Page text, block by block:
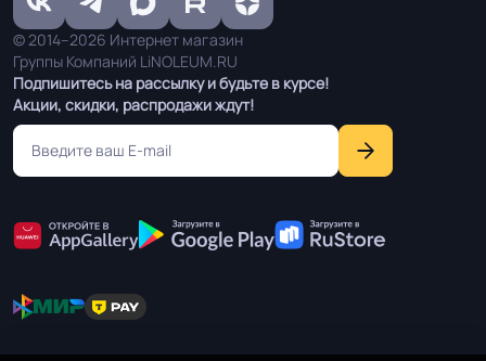
Подпишитесь на рассылку и будьте в курсе!
Акции, скидки, распродажи ждут!
© 2014–2026 Интернет магазин
Группы Компаний LiNOLEUM.RU